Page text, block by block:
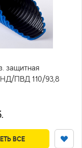
защитная
ПВД 110/93,8
ВСЕ